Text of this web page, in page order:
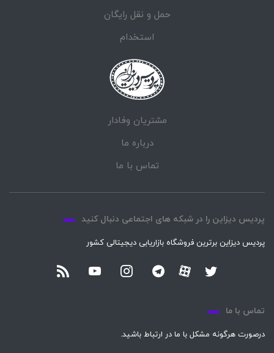
حمل و نقل رایگان
استخدام
مشتریان وفادار
درباره ما
تماس با ما
پردیس دیزاین را در شبکه های اجتماعی دنبال کنید
پردیس دیزاین برترین فروشگاه بازاریابی دیجیتالی کشور
تماس با ما
درصورت هرگونه مشکل با ما در ارتباط باشید.